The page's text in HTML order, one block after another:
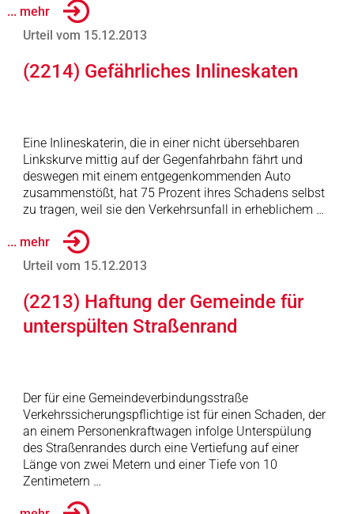
... mehr
Urteil vom 15.12.2013
(2214) Gefährliches Inlineskaten
Eine Inlineskaterin, die in einer nicht übersehbaren
Linkskurve mittig auf der Gegenfahrbahn fährt und
deswegen mit einem entgegenkommenden Auto
zusammenstößt, hat 75 Prozent ihres Schadens selbst
zu tragen, weil sie den Verkehrsunfall in erheblichem …
... mehr
Urteil vom 15.12.2013
(2213) Haftung der Gemeinde für
unterspülten Straßenrand
Der für eine Gemeindeverbindungsstraße
Verkehrssicherungspflichtige ist für einen Schaden, der
an einem Personenkraftwagen infolge Unterspülung
des Straßenrandes durch eine Vertiefung auf einer
Länge von zwei Metern und einer Tiefe von 10
Zentimetern …